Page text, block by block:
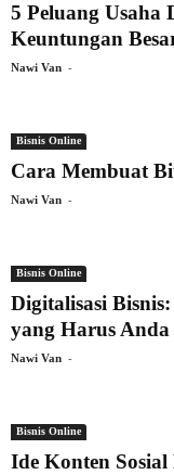
5 Peluang Usaha
Keuntungan
Nawi Van -
Bisnis Online
Cara Membuat
Nawi Van -
Bisnis Online
Digitalisasi
yang Harus
Nawi Van -
Bisnis Online
Ide Konten